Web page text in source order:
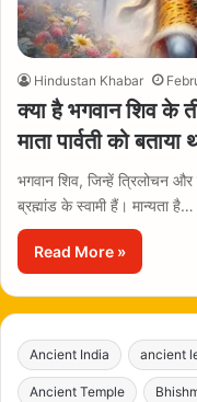
Hindustan Khabar
क्या है भगवान शिव के
माता पार्वती को
भगवान शिव, जिन्हें त्रिलोचन और
ब्रह्मांड के स्वामी हैं। मान्यता है…
Read More »
Ancient India ancient
Ancient Temple